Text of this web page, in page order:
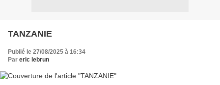
TANZANIE
Publié le 27/08/2025 à 16:34
Par eric lebrun